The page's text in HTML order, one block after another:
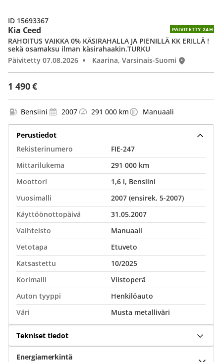
Kia Ceed PÄIVITETTY 24H
1 490 €
RAHOITUS VAIKKA 0% KÄSIRAHALLA JA PIENILLÄ KK ERILLÄ !
sekä osamaksu ilman käsirahaakin.TURKU
Päivitetty 07.08.2026
Kaarina, Varsinais-Suomi
ID 15693367
Bensiini 2007 291 000 km Manuaali
Perustiedot
Rekisterinumero
FIE-247
Mittarilukema
291 000 km
Moottori
1,6 l, Bensiini
Vuosimalli
2007 (ensirek. 5-2007)
Käyttöönottopäivä
31.05.2007
Vaihteisto
Manuaali
Vetotapa
Etuveto
Katsastettu
10/2025
Korimalli
Viistoperä
Auton tyyppi
Henkilöauto
Väri
Musta metalliväri
Tekniset tiedot
Energiamerkintä